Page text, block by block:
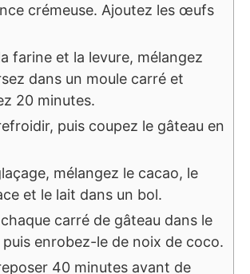
crémeuse. Ajoutez les œufs
farine et la levure, mélangez
dans un moule carré et
20 minutes.
puis coupez le gâteau en
mélangez le cacao, le
et le lait dans un bol.
carré de gâteau dans le
puis enrobez-le de noix de coco.
40 minutes avant de